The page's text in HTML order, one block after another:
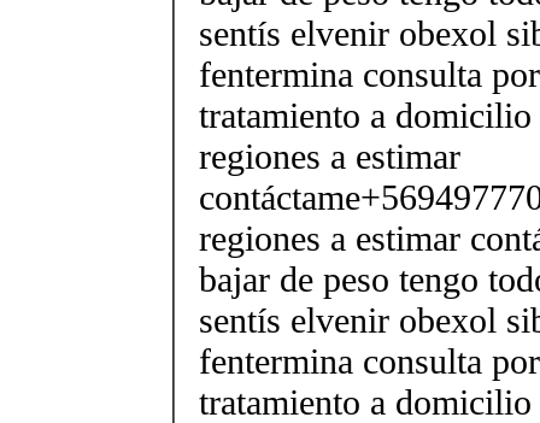
sentís elvenir obexol
fentermina consulta
tratamiento a
regiones a estimar
regiones a estimar
bajar de peso tengo
sentís elvenir obexol
fentermina consulta
tratamiento a